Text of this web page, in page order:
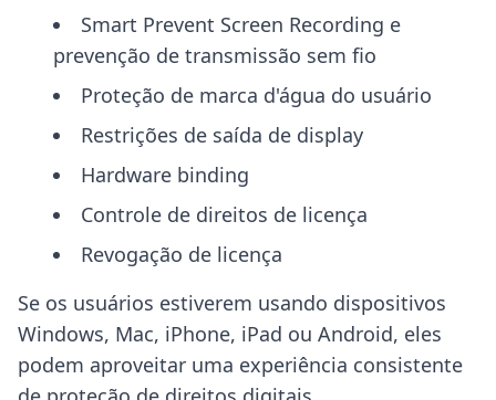
Smart Prevent Screen Recording e
prevenção de transmissão sem fio
Proteção de marca d'água do usuário
Restrições de saída de display
Hardware binding
Controle de direitos de licença
Revogação de licença
Se os usuários estiverem usando dispositivos
Windows, Mac, iPhone, iPad ou Android, eles
podem aproveitar uma experiência consistente